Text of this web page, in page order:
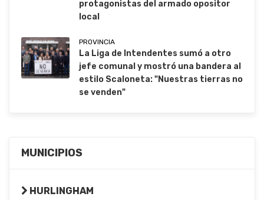
protagonistas del armado opositor
local
PROVINCIA
La Liga de Intendentes sumó a otro
jefe comunal y mostró una bandera al
estilo Scaloneta: "Nuestras tierras no
se venden"
MUNICIPIOS
HURLINGHAM